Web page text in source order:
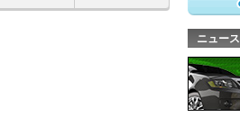
ニュース